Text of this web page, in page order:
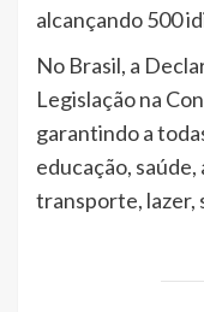
alcançando 500
No Brasil, a
Legislação na
garantindo a
educação,
transporte, lazer,